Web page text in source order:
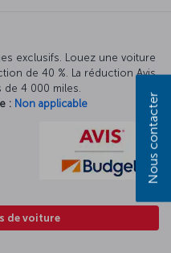
exclusifs. Louez une voiture
de 40 %. La réduction Avis
de 4 000 miles.
: Non applicable
de voiture
Nous contacter